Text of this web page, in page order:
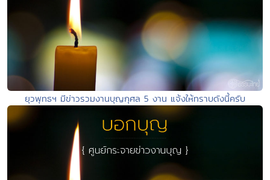
ยุวพุทธฯ มีข่าวรวมงานบุญกุศล 5 งาน แจ้งให้ทราบดังนี้ครับ